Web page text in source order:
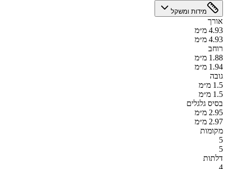
מידות ומשקל
אורך
4.93 מ״מ
4.93 מ״מ
רוחב
1.88 מ״מ
1.94 מ״מ
גובה
1.5 מ״מ
1.5 מ״מ
בסיס גלגלים
2.95 מ״מ
2.97 מ״מ
מקומות
5
5
דלתות
4